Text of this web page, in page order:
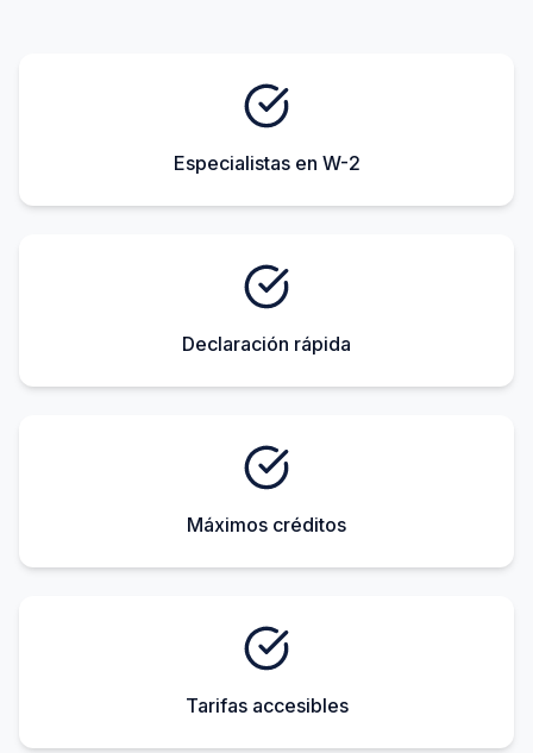
Especialistas en W-2
Declaración rápida
Máximos créditos
Tarifas accesibles